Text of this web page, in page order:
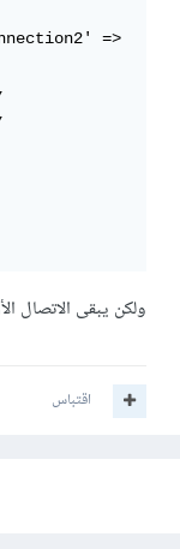
ولكن يبقى الاتصال
اقتباس